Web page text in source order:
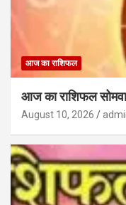
आज का राशिफल
आज का राशिफल
August 10, 2026